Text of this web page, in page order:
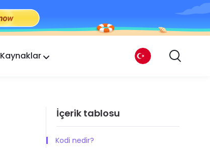
Kaynaklar
İçerik tablosu
Kodi nedir?